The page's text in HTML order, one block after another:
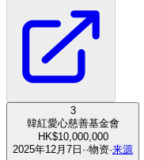
3
韓紅愛心慈善基金會
HK$10,000,000
2025年12月7日 ··物资·来源